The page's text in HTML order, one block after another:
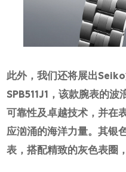
此外，我们还将展出
SPB511J1，该款腕表的
可靠性及卓越技术，并在
应汹涌的海洋力量。其银
表，搭配精致的灰色表圈